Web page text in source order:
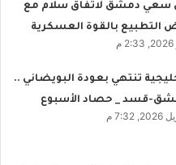
سعي دمشق لاتفاق سلام مع
التطبيع بالقوة العسكرية
تنتهي بعودة البويضاني ..
قسد _ حصاد الأسبوع